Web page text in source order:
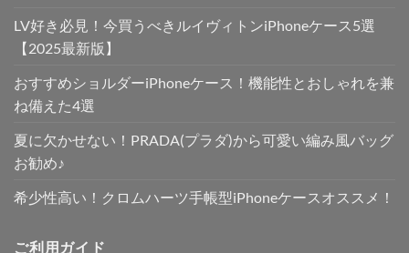
LV好き必見！今買うべきルイヴィトンiPhoneケース5選
【2025最新版】
おすすめショルダーiPhoneケース！機能性とおしゃれを兼
ね備えた4選
夏に欠かせない！PRADA(プラダ)から可愛い編み風バッグ
お勧め♪
希少性高い！クロムハーツ手帳型iPhoneケースオススメ！
ご利用ガイド